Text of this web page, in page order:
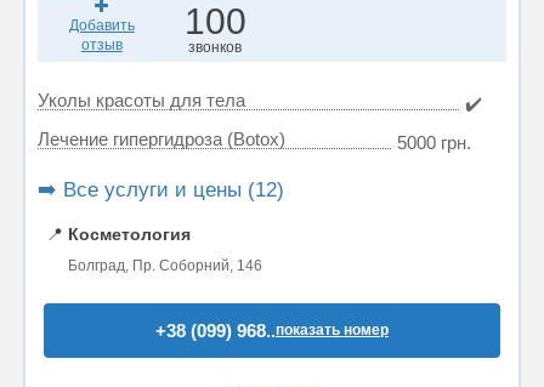
Добавить
отзыв
100
звонков
Уколы красоты для тела
✔️
Лечение гипергидроза (Botox)
5000 грн.
➡️ Все услуги и цены (12)
📍 Косметология
Болград, Пр. Соборний, 146
+38 (099) 968..показать номер